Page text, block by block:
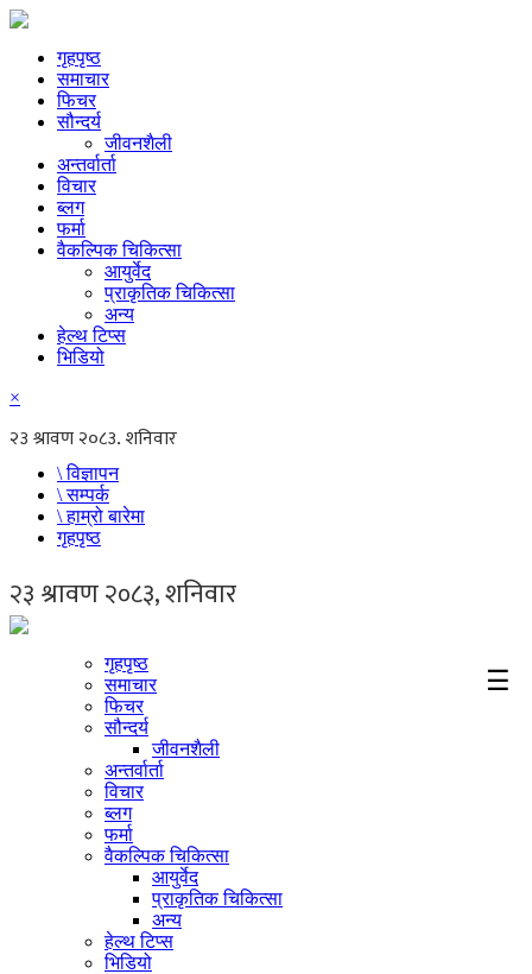
गृहपृष्ठ
समाचार
फिचर
सौन्दर्य
जीवनशैली
अन्तर्वार्ता
विचार
ब्लग
फर्मा
वैकल्पिक चिकित्सा
आयुर्वेद
प्राकृतिक चिकित्सा
अन्य
हेल्थ टिप्स
भिडियो
×
\ विज्ञापन
\ सम्पर्क
\ हाम्रो बारेमा
गृहपृष्ठ
☰
गृहपृष्ठ
समाचार
फिचर
सौन्दर्य
जीवनशैली
अन्तर्वार्ता
विचार
ब्लग
फर्मा
वैकल्पिक चिकित्सा
आयुर्वेद
प्राकृतिक चिकित्सा
अन्य
हेल्थ टिप्स
भिडियो